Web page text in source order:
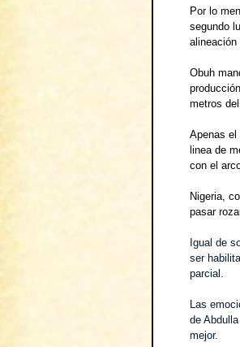
Por lo
segundo
Obuh
metros
Apenas el
linea de
con el
Nigeria,
pasar
Igual de
ser
parcial.
Las
de
mejor.